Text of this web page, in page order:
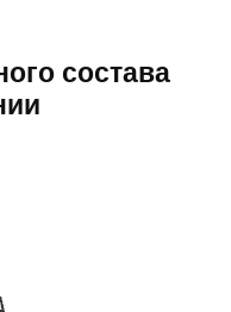
состава